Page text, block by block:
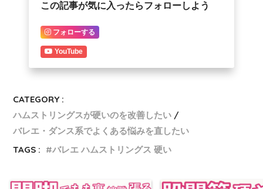
この記事が気に入ったらフォローしよう
フォローする
YouTube
CATEGORY :
ハムストリングスが硬いのを改善したい
バレエ・ダンス系でよくある悩みを直したい
TAGS :
バレエ ハムストリングス 硬い